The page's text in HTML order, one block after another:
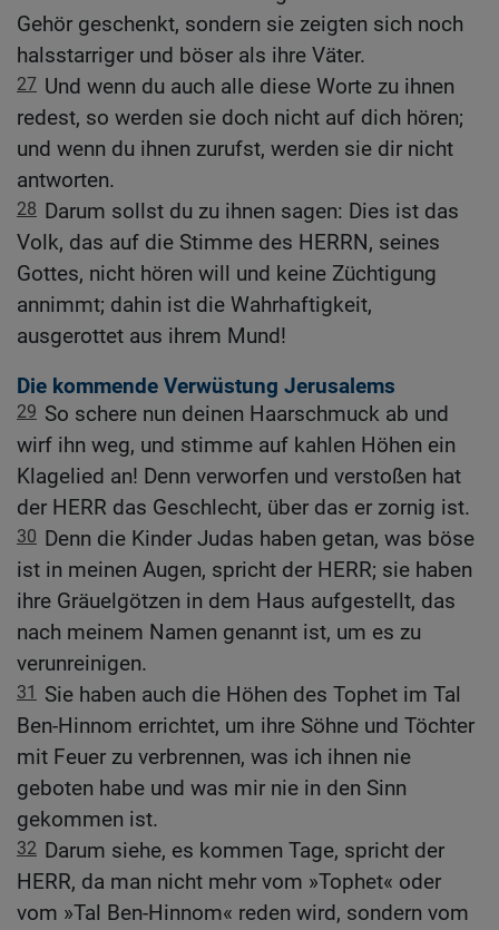
Gehör geschenkt, sondern sie zeigten sich noch
halsstarriger und böser als ihre Väter.
27 Und wenn du auch alle diese Worte zu ihnen
redest, so werden sie doch nicht auf dich hören;
und wenn du ihnen zurufst, werden sie dir nicht
antworten.
28 Darum sollst du zu ihnen sagen: Dies ist das
Volk, das auf die Stimme des HERRN, seines
Gottes, nicht hören will und keine Züchtigung
annimmt; dahin ist die Wahrhaftigkeit,
ausgerottet aus ihrem Mund!
Die kommende Verwüstung Jerusalems
29 So schere nun deinen Haarschmuck ab und
wirf ihn weg, und stimme auf kahlen Höhen ein
Klagelied an! Denn verworfen und verstoßen hat
der HERR das Geschlecht, über das er zornig ist.
30 Denn die Kinder Judas haben getan, was böse
ist in meinen Augen, spricht der HERR; sie haben
ihre Gräuelgötzen in dem Haus aufgestellt, das
nach meinem Namen genannt ist, um es zu
verunreinigen.
31
Sie haben auch die Höhen des Tophet im Tal
Ben-Hinnom errichtet, um ihre Söhne und Töchter
mit Feuer zu verbrennen, was ich ihnen nie
geboten habe und was mir nie in den Sinn
gekommen ist.
32 Darum siehe, es kommen Tage, spricht der
HERR, da man nicht mehr vom »Tophet« oder
vom »Tal Ben-Hinnom« reden wird, sondern vom